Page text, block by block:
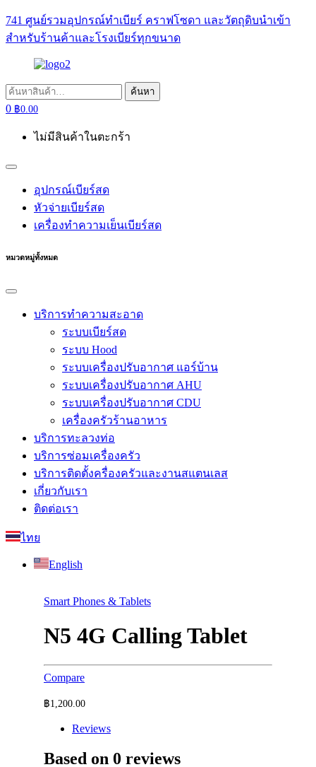
741 ศูนย์รวมอุปกรณ์ทำเบียร์ คราฟโซดา และวัตถุดิบนำเข้า
สำหรับร้านค้าและโรงเบียร์ทุกขนาด
ค้นหา: ค้นหา
0 ฿0.00
ไม่มีสินค้าในตะกร้า
อุปกรณ์เบียร์สด
หัวจ่ายเบียร์สด
เครื่องทำความเย็นเบียร์สด
หมวดหมู่ทั้งหมด
บริการทำความสะอาด
ระบบเบียร์สด
ระบบ Hood
ระบบเครื่องปรับอากาศ แอร์บ้าน
ระบบเครื่องปรับอากาศ AHU
ระบบเครื่องปรับอากาศ CDU
เครื่องครัวร้านอาหาร
บริการทะลวงท่อ
บริการซ่อมเครื่องครัว
บริการติดตั้งครื่องครัวและงานสแตนเลส
เกี่ยวกับเรา
ติดต่อเรา
ไทย
English
Smart Phones & Tablets
N5 4G Calling Tablet
Compare
฿1,200.00
Reviews
Based on 0 reviews